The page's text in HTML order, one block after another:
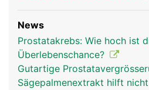
News
Prostatakrebs: Wie hoch ist
Überlebenschance?
Gutartige
Sägepalmenextrakt hilft